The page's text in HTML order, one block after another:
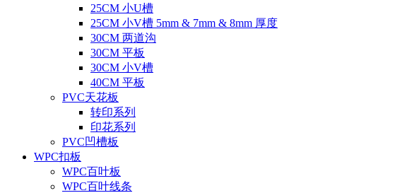
25CM 小U槽
25CM 小V槽 5mm & 7mm & 8mm 厚度
30CM 两道沟
30CM 平板
30CM 小V槽
40CM 平板
PVC天花板
转印系列
印花系列
PVC凹槽板
WPC扣板
WPC百叶板
WPC百叶线条